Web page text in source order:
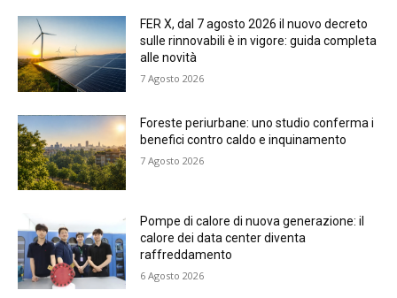
FER X, dal 7 agosto 2026 il nuovo decreto
sulle rinnovabili è in vigore: guida completa
alle novità
7 Agosto 2026
Foreste periurbane: uno studio conferma i
benefici contro caldo e inquinamento
7 Agosto 2026
Pompe di calore di nuova generazione: il
calore dei data center diventa
raffreddamento
6 Agosto 2026